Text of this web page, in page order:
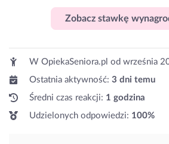
Zobacz stawkę
W OpiekaSeniora.pl od września
Ostatnia aktywność: 3 dni temu
Średni czas reakcji: 1 godzina
Udzielonych odpowiedzi: 100%